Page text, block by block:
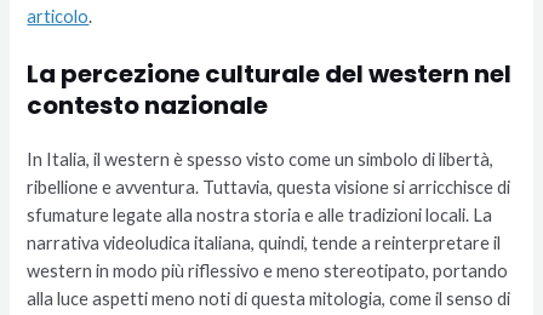
articolo.
La percezione culturale del western nel
contesto nazionale
In Italia, il western è spesso visto come un simbolo di libertà,
ribellione e avventura. Tuttavia, questa visione si arricchisce di
sfumature legate alla nostra storia e alle tradizioni locali. La
narrativa videoludica italiana, quindi, tende a reinterpretare il
western in modo più riflessivo e meno stereotipato, portando
alla luce aspetti meno noti di questa mitologia, come il senso di